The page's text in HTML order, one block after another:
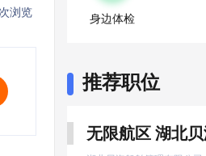
浏览
身边体检
推荐职位